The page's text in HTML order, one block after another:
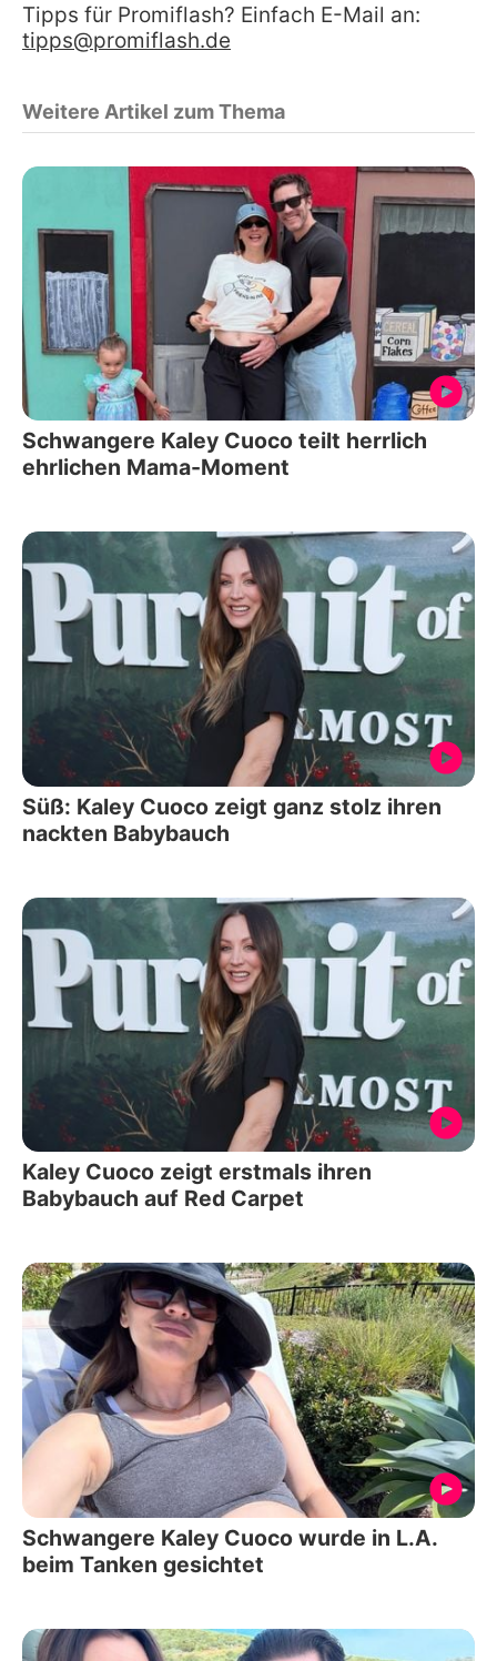
Tipps für Promiflash? Einfach E-Mail an:
tipps@promiflash.de
Weitere Artikel zum Thema
Schwangere Kaley Cuoco teilt herrlich
ehrlichen Mama-Moment
Süß: Kaley Cuoco zeigt ganz stolz ihren
nackten Babybauch
Kaley Cuoco zeigt erstmals ihren
Babybauch auf Red Carpet
Schwangere Kaley Cuoco wurde in L.A.
beim Tanken gesichtet